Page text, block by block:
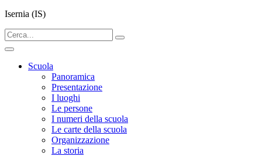
Isernia (IS)
Scuola
Panoramica
Presentazione
I luoghi
Le persone
I numeri della scuola
Le carte della scuola
Organizzazione
La storia